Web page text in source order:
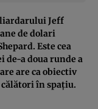
Jeff
de dolari
Este cea
a doua runde a
are ca obiectiv
în spațiu.